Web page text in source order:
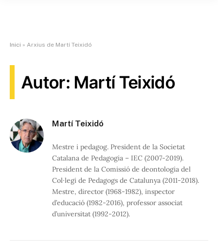
Inici » Arxius de Martí Teixidó
Autor: Martí Teixidó
Martí Teixidó
Mestre i pedagog. President de la Societat
Catalana de Pedagogia – IEC (2007-2019).
President de la Comissió de deontologia del
Col·legi de Pedagogs de Catalunya (2011-2018).
Mestre, director (1968-1982), inspector
d’educació (1982-2016), professor associat
d’universitat (1992-2012).